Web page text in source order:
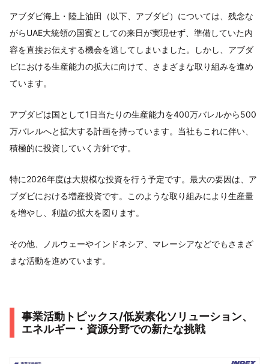
アブダビ海上・陸上油田（以下、アブダビ）については、残念な
がらUAE大統領の国賓としての来日が実現せず、準備していた内
容を直接お伝えする機会を逃してしまいました。しかし、アブダ
ビにおける生産能力の拡大に向けて、さまざまな取り組みを進め
ています。
アブダビは国として1日当たりの生産能力を400万バレルから500
万バレルへと拡大する計画を持っています。当社もこれに伴い、
積極的に投資していく方針です。
特に2026年度は大規模な投資を行う予定です。最大の要因は、ア
ブダビにおける増産投資です。このような取り組みにより生産量
を増やし、利益の拡大を図ります。
その他、ノルウェーやインドネシア、マレーシアなどでもさまざ
まな活動を進めています。
事業活動トピックス/低炭素化ソリューション、
エネルギー・資源分野での新たな挑戦